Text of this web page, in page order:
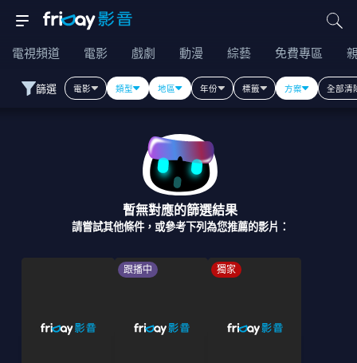
電視頻道 電影 戲劇 動漫 綜藝 免費專區
篩選 電影 類型 地區 年份 標籤 方案 全部清
暫無對應的篩選結果
請嘗試其他條件，或參考下列為您推薦的影片：
跟播中 獨家